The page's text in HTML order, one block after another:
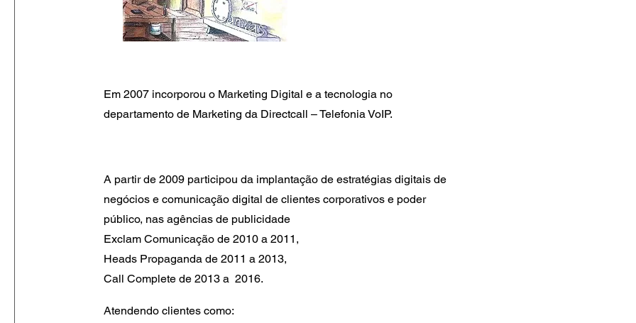
Em 2007 incorporou o Marketing Digital e a tecnologia no
departamento de Marketing da Directcall – Telefonia VoIP.
A partir de 2009 participou da implantação de estratégias digitais de
negócios e comunicação digital de clientes corporativos e poder
público, nas agências de publicidade
Exclam Comunicação de 2010 a 2011,
Heads Propaganda de 2011 a 2013,
Call Complete de 2013 a 2016.
Atendendo clientes como: